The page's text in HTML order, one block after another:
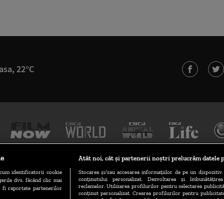
22°C
TERMENI ȘI CONDIȚII POLITICA DE CONFIDENȚIALITATE
identificatorii cookie
dvs. făcând clic mai
fi raportate partenerilor
Atât noi, cât și partenerii noștri prelucrăm datele
Stocarea și/sau accesarea informațiilor de pe un
conținutului personalizat. Dezvoltarea și
reclamelor. Utilizarea profilurilor pentru selectarea
conținut personalizat. Crearea profilurilor pentru